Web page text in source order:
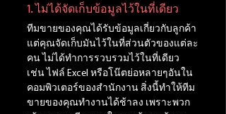
1. ไม่ได้จัดเก็บข้อมูลไว้ในที่เดียว
ทีมขายของคุณได้รับข้อมูลเกี่ยวกับลูกค้า
แต่คุณจัดเก็บมันไว้ในที่ส่วนตัวของแต่ละ
คน ไม่ได้ทำการรวบรวมไว้ในที่เดียว
เช่น ไฟล์ Excel หรือโน๊ตย่อหลายๆอันใน
คอมพิวเตอร์ของสำนักงาน สิ่งนี้ทำให้ทีม
ขายของคุณทำงานได้ช้าลง เพราะพวก